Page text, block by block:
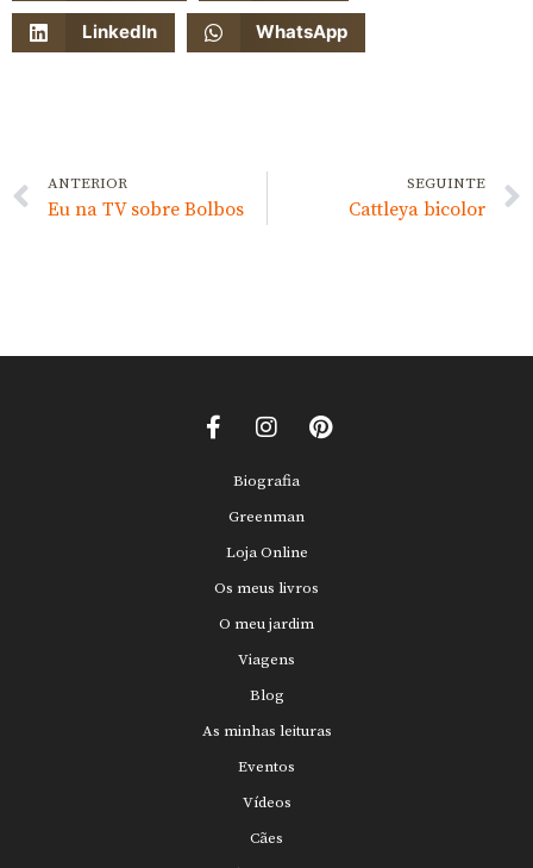
LinkedIn WhatsApp
ANTERIOR
Eu na TV sobre Bolbos
SEGUINTE
Cattleya bicolor
Biografia
Greenman
Loja Online
Os meus livros
O meu jardim
Viagens
Blog
As minhas leituras
Eventos
Vídeos
Cães